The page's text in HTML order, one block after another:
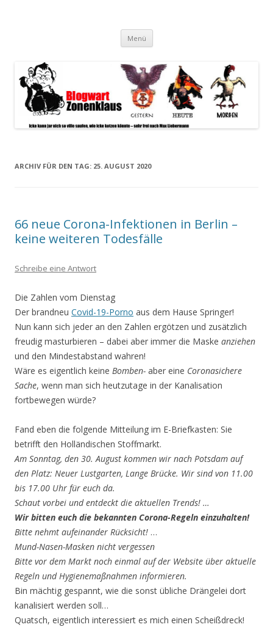
spiegeln im wesentlichen den Gesundheitszustand dieser unserer
Menü Zum
springen
ARCHIV FÜR DEN TAG: 25. AUGUST 2020
66 neue Corona-Infektionen in Berlin –
keine weiteren Todesfälle
Schreibe eine Antwort
Die Zahlen vom Dienstag
Der brandneu Covid-19-Porno aus dem Hause Springer!
Nun kann sich jeder an den Zahlen ergötzen und zusätzlich
freudig masturbieren – dabei aber immer die Maske anziehen
und den Mindestabstand wahren!
Wäre es eigentlich keine Bomben- aber eine Coronasichere
Sache, wenn man sich heutzutage in der Kanalisation
fortbewegen würde?
Fand eben die folgende Mitteilung im E-Briefkasten: Sie
betrifft den Holländischen Stoffmarkt.
Am Sonntag, den 30. August kommen wir nach Potsdam auf
den Platz: Neuer Lustgarten, Lange Brücke. Wir sind von 11.00
bis 17.00 Uhr für euch da.
Schaut vorbei und entdeckt die aktuellen Trends! …
Wir bitten euch die bekannten Corona-Regeln einzuhalten!
Bitte nehmt aufeinander Rücksicht! …
Mund-Nasen-Masken nicht vergessen
Bitte vor dem Markt noch einmal auf der Website über aktuelle
Regeln und Hygienemaßnahmen informieren.
Bin mächtig gespannt, wie die sonst übliche Drängelei dort
kanalisiert werden soll…
Quatsch, eigentlich interessiert es mich einen Scheißdreck!